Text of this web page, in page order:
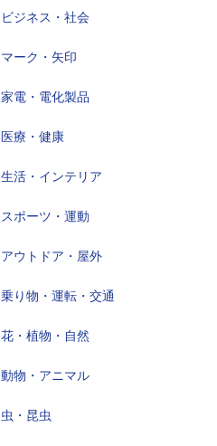
ビジネス・社会
マーク・矢印
家電・電化製品
医療・健康
生活・インテリア
スポーツ・運動
アウトドア・屋外
乗り物・運転・交通
花・植物・自然
動物・アニマル
虫・昆虫